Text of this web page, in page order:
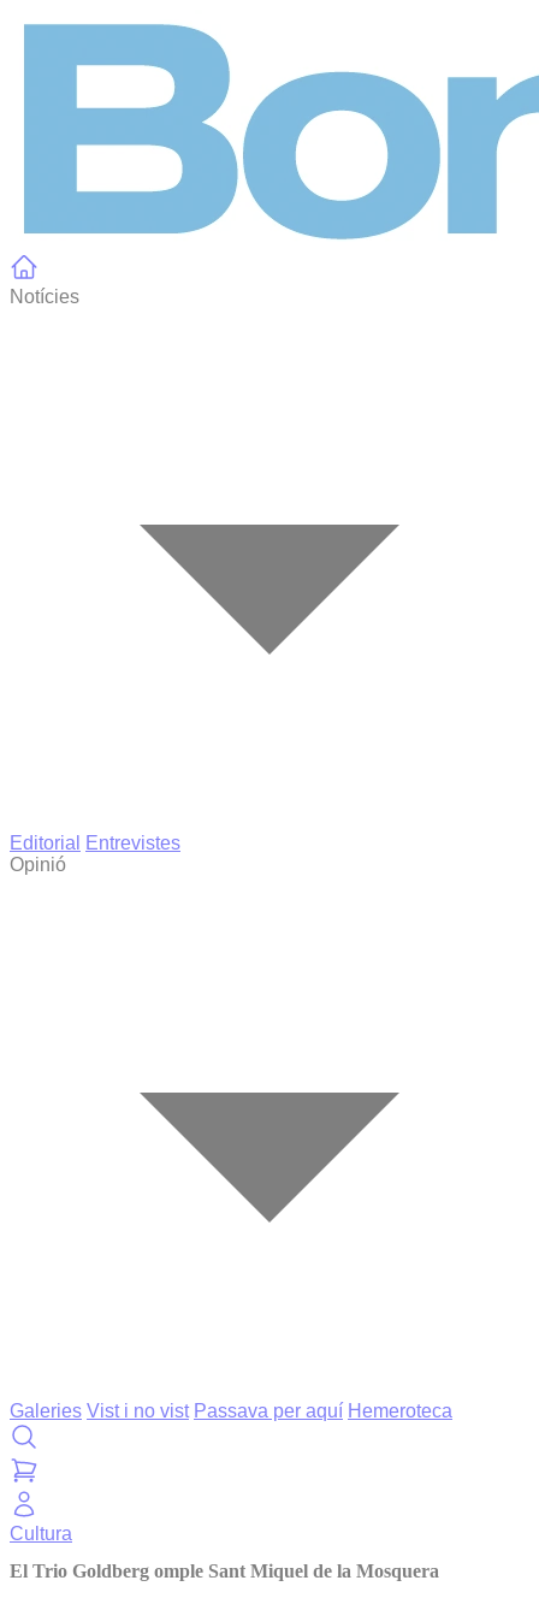
Notícies
Editorial
Entrevistes
Opinió
Galeries Vist i no vist Passava per aquí Hemeroteca
Cultura
El Trio Goldberg omple Sant Miquel de la Mosquera